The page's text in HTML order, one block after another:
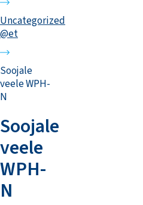
Uncategorized
@et
Soojale
veele WPH-
N
Soojale
veele
WPH-
N